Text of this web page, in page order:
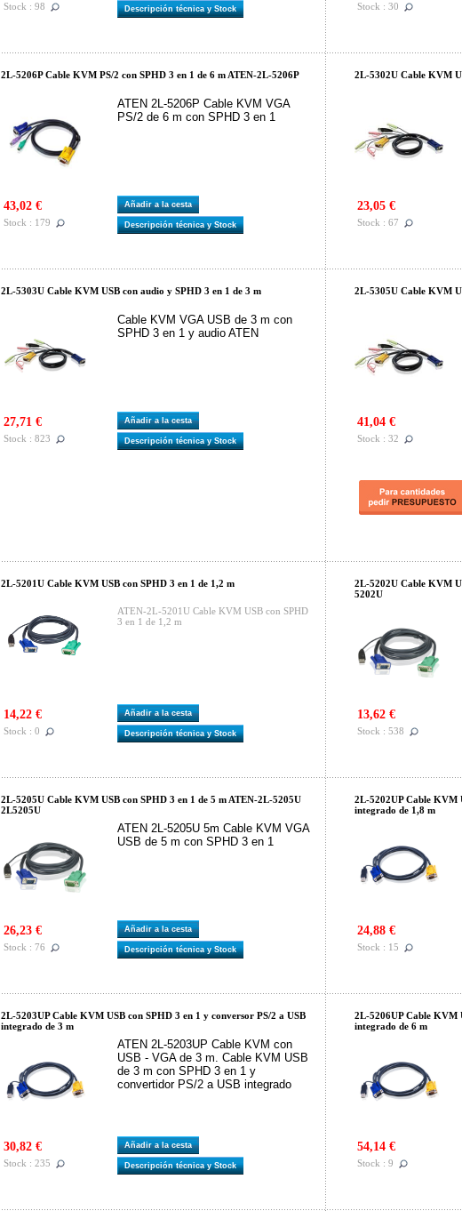
Stock : 98 Descripción técnica y Stock Stock : 30
2L-5206P Cable KVM PS/2 con SPHD 3 en 1 de 6 m ATEN-2L-5206P
ATEN 2L-5206P Cable KVM VGA
PS/2 de 6 m con SPHD 3 en 1
43,02 €
Stock : 179
Añadir a la cesta
Descripción técnica y Stock
2L-5302U Cable KVM
23,05 €
Stock : 67
2L-5303U Cable KVM USB con audio y SPHD 3 en 1 de 3 m
Cable KVM VGA USB de 3 m con
SPHD 3 en 1 y audio ATEN
27,71 €
Stock : 823
Añadir a la cesta
Descripción técnica y Stock
2L-5305U Cable KVM
41,04 €
Stock : 32
2L-5201U Cable KVM USB con SPHD 3 en 1 de 1,2 m
ATEN-2L-5201U Cable KVM USB con SPHD
3 en 1 de 1,2 m
14,22 €
Stock : 0
Añadir a la cesta
Descripción técnica y Stock
2L-5202U Cable KVM
5202U
13,62 €
Stock : 538
2L-5205U Cable KVM USB con SPHD 3 en 1 de 5 m ATEN-2L-5205U
2L5205U
ATEN 2L-5205U 5m Cable KVM VGA
USB de 5 m con SPHD 3 en 1
26,23 €
Stock : 76
Añadir a la cesta
Descripción técnica y Stock
2L-5202UP Cable KVM
integrado de 1,8 m
24,88 €
Stock : 15
2L-5203UP Cable KVM USB con SPHD 3 en 1 y conversor PS/2 a USB
integrado de 3 m
ATEN 2L-5203UP Cable KVM con
USB - VGA de 3 m. Cable KVM USB
de 3 m con SPHD 3 en 1 y
convertidor PS/2 a USB integrado
30,82 €
Stock : 235
Añadir a la cesta
Descripción técnica y Stock
2L-5206UP Cable KVM
integrado de 6 m
54,14 €
Stock : 9